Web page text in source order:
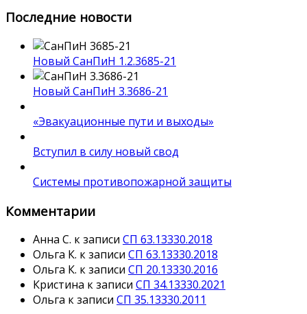
Последние новости
Новый СанПиН 1.2.3685-21
Новый СанПиН 3.3686-21
«Эвакуационные пути и выходы»
Вступил в силу новый свод
Системы противопожарной защиты
Комментарии
Анна С. к записи СП 63.13330.2018
Ольга К. к записи СП 63.13330.2018
Ольга К. к записи СП 20.13330.2016
Кристина к записи СП 34.13330.2021
Ольга к записи СП 35.13330.2011